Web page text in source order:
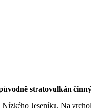
stratovulkán
Jeseníku. Na